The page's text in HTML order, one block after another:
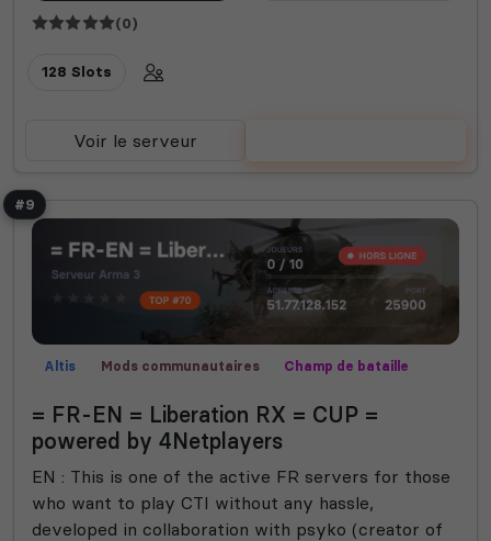
(0)
128 Slots
Voir le serveur
#9
Altis Mods communautaires
Champ de bataille
= FR-EN = Liberation RX = CUP =
powered by 4Netplayers
EN : This is one of the active FR servers for those
who want to play CTI without any hassle,
developed in collaboration with psyko (creator of